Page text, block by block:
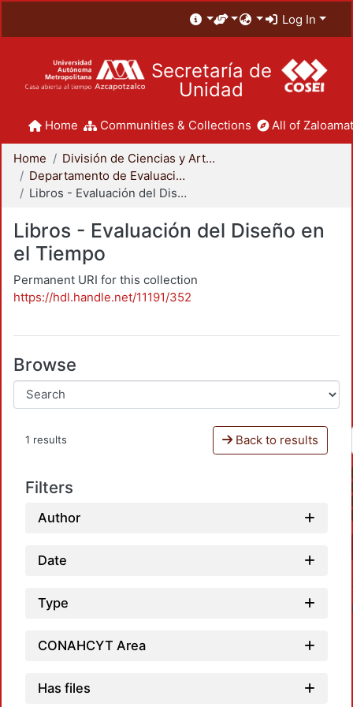
Log In
Secretaría de
Unidad
Home Communities & Collections All of
Home
División de Ciencias y Artes para el Diseño
Departamento de Evaluación del Diseño en el Tiempo
Libros - Evaluación del Diseño en el Tiempo
Libros - Evaluación del Diseño en
el Tiempo
Permanent URI for this collection
https://hdl.handle.net/11191/352
Browse
1 results Back to results
Filters
Author
Date
Type
CONAHCYT Area
Has files